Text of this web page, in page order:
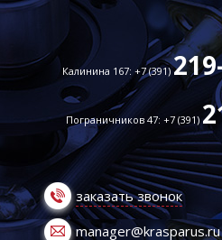
Калинина 167: +7 (391)
Пограничников 47: +7 (391)
заказать звонок
manager@krasparus.ru